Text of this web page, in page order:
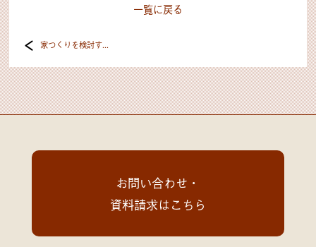
一覧に戻る
家つくりを検討す...
お問い合わせ・
資料請求はこちら